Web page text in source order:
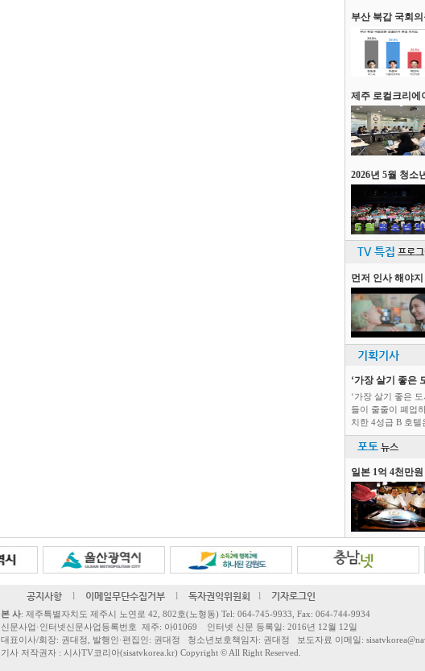
부산 북갑 국회
제주 로컬크리에
2026년 5월 청소
TV 특집 프로
먼저 인사 해야
기획기사
‘가장 살기 좋은
‘가장 살기 좋은
들이 줄줄이 폐업
치한 4성급 B 호텔
포토 뉴스
일본 1억 4천만
공지사항 l 이메일무단수집거부 l 독자권익위원회 l 기자로그인
본 사: 제주특별자치도 제주시 노연로 42, 802호(노형동) Tel: 064-745-9933, Fax: 064-744-9934
신문사업·인터넷신문사업등록번호 제주: 아01069 인터넷 신문 등록일: 2016년 12월 12일
대표이사/회장: 권대정, 발행인·편집인: 권대정 청소년보호책임자: 권대정 보도자료 이메일:
기사 저작권자 : 시사TV코리아(sisatvkorea.kr) Copyright © All Right Reserved.